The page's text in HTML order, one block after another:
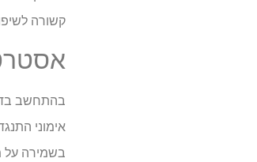
קשורה
אימוני
בשמירה על